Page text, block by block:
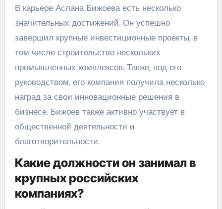
В карьере Аслана Бижоева есть несколько
значительных достижений. Он успешно
завершил крупные инвестиционные проекты, в
том числе строительство нескольких
промышленных комплексов. Также, под его
руководством, его компания получила несколько
наград за свои инновационные решения в
бизнесе. Бижоев также активно участвует в
общественной деятельности и
благотворительности.
Какие должности он занимал в
крупных российских
компаниях?